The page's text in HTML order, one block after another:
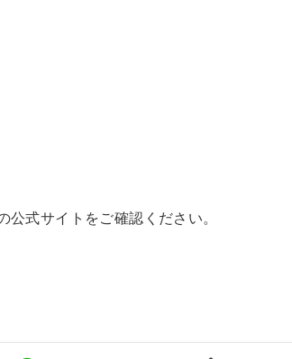
公式サイトをご確認ください。